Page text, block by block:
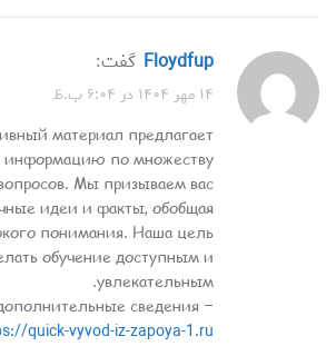
Floydfup گفت:
۱۴ مهر ۱۴۰۴ در ۶:۰۴ ب.ظ
материал предлагает
информацию по множеству
Мы призываем вас
идеи и факты, обобщая
понимания. Наша цель
обучение доступным и
увлекательным.
сведения –
quick-vyvod-iz-zapoya-1.ru/